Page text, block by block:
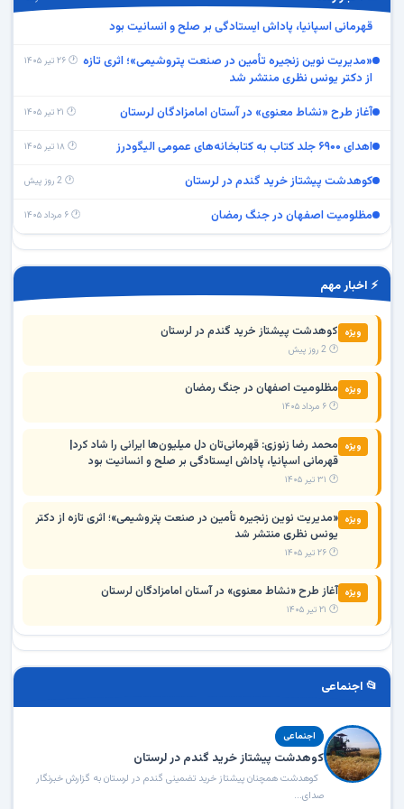
قهرمانی اسپانیا، پاداش ایستادگی بر صلح و انسانیت بود
«مدیریت نوین زنجیره تأمین در صنعت پتروشیمی»؛ اثری تازه
از دکتر یونس نظری منتشر شد
آغاز طرح «نشاط معنوی» در آستان امامزادگان لرستان
اهدای ۶۹۰۰ جلد کتاب به کتابخانه‌های عمومی الیگودرز
کوهدشت پیشتاز خرید گندم در لرستان
مظلومیت اصفهان در جنگ رمضان
محمد رضا زنوزی: قهرمانی‌تان دل میلیون‌ها ایرانی را شاد کرد|
«مدیریت نوین زنجیره تأمین در صنعت پتروشیمی»؛ اثری تازه
از دکتر یونس نظری منتشر شد
آغاز طرح «نشاط معنوی» در آستان امامزادگان لرستان
⚡ اخبار مهم
ویژه کوهدشت پیشتاز خرید گندم در لرستان
🕐 2 روز پیش
ویژه مظلومیت اصفهان در جنگ رمضان
🕐 ۶ مرداد ۱۴۰۵
ویژه محمد رضا زنوزی: قهرمانی‌تان دل میلیون‌ها ایرانی را شاد کرد|
قهرمانی اسپانیا، پاداش ایستادگی بر صلح و انسانیت بود
🕐 ۳۱ تیر ۱۴۰۵
ویژه «مدیریت نوین زنجیره تأمین در صنعت پتروشیمی»؛ اثری تازه از دکتر
یونس نظری منتشر شد
🕐 ۲۶ تیر ۱۴۰۵
ویژه آغاز طرح «نشاط معنوی» در آستان امامزادگان لرستان
🕐 ۲۱ تیر ۱۴۰۵
📂 اجنماعی
اجنماعی
کوهدشت پیشتاز خرید گندم در لرستان
کوهدشت همچنان پیشتاز خرید تضمینی گندم در لرستان به گزارش خبرنگار
صدای...